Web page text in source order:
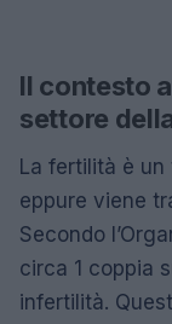
Il contesto
settore
La fertilità è
eppure viene
Secondo
circa 1 coppia
infertilità.